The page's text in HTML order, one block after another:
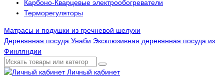
Карбоно-Кварцевые электрообогреватели
Терморегуляторы
Матрасы и подушки из гречневой шелухи
Деревянная посуда Унаби Эксклюзивная деревянная посуда из
Финляндии
Личный кабинет